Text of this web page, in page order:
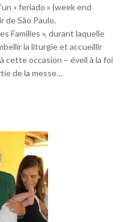
« feriado » (week end
de São Paulo.
Familles », durant laquelle
la liturgie et accueillir
cette occasion – éveil à la foi
de la messe…